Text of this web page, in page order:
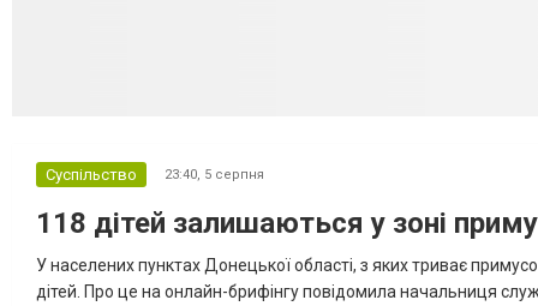
Суспільство 23:40, 5 серпня
118 дітей залишаються у зоні
У населених пунктах Донецької області, з яких триває
дітей. Про це на онлайн-брифінгу повідомила начальниця